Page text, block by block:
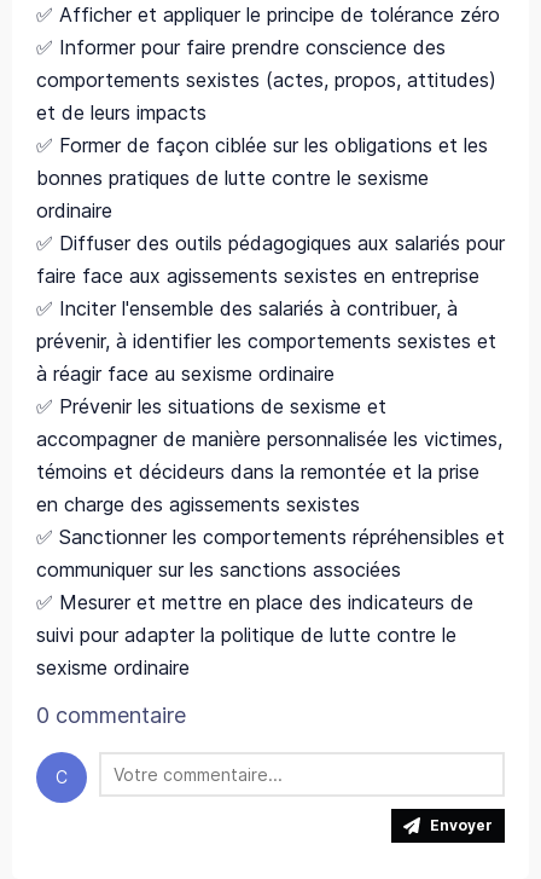
✅ Afficher et appliquer le principe de tolérance zéro
✅ Informer pour faire prendre conscience des
comportements sexistes (actes, propos, attitudes)
et de leurs impacts
✅ Former de façon ciblée sur les obligations et les
bonnes pratiques de lutte contre le sexisme
ordinaire
✅ Diffuser des outils pédagogiques aux salariés pour
faire face aux agissements sexistes en entreprise
✅ Inciter l'ensemble des salariés à contribuer, à
prévenir, à identifier les comportements sexistes et
à réagir face au sexisme ordinaire
✅ Prévenir les situations de sexisme et
accompagner de manière personnalisée les victimes,
témoins et décideurs dans la remontée et la prise
en charge des agissements sexistes
✅ Sanctionner les comportements répréhensibles et
communiquer sur les sanctions associées
✅ Mesurer et mettre en place des indicateurs de
suivi pour adapter la politique de lutte contre le
sexisme ordinaire
0 commentaire
C
Envoyer